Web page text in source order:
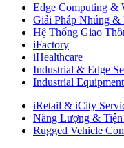
Edge Computing &
Giải Pháp Nhúng
Hệ Thống Giao
iFactory
iHealthcare
Industrial & Edge
Industrial
iRetail & iCity
Năng Lượng & Tiện
Rugged Vehicle